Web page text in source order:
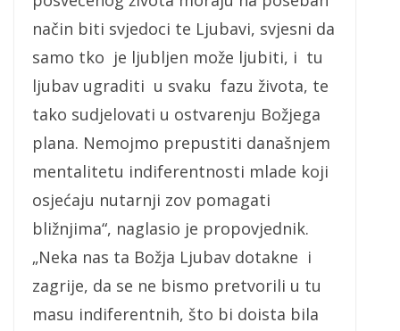
način biti svjedoci te Ljubavi, svjesni da
samo tko je ljubljen može ljubiti, i tu
ljubav ugraditi u svaku fazu života, te
tako sudjelovati u ostvarenju Božjega
plana. Nemojmo prepustiti današnjem
mentalitetu indiferentnosti mlade koji
osjećaju nutarnji zov pomagati
bližnjima“, naglasio je propovjednik.
„Neka nas ta Božja Ljubav dotakne i
zagrije, da se ne bismo pretvorili u tu
masu indiferentnih, što bi doista bila